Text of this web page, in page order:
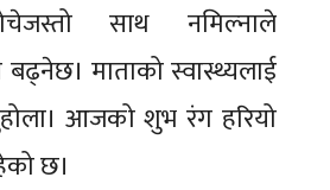
साथ नमिल्नाले
बढ्नेछ। माताको स्वास्थ्यलाई
आजको शुभ रंग हरियो
छ।